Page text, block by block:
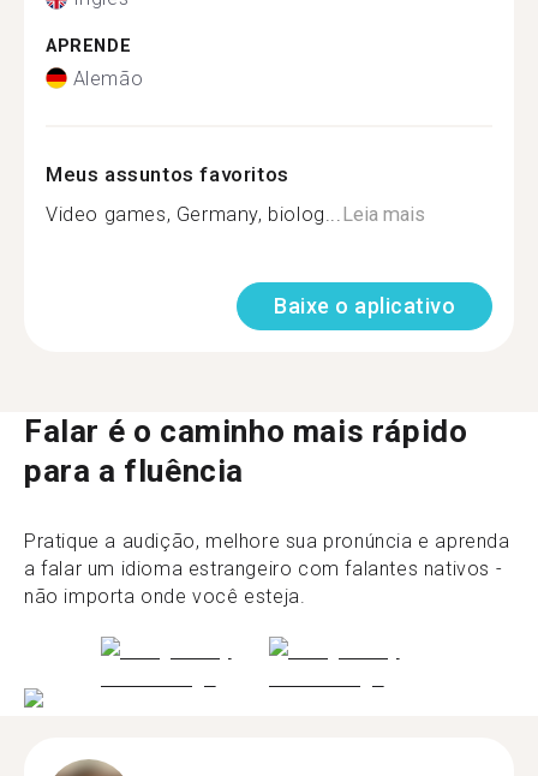
APRENDE
Alemão
Meus assuntos favoritos
Video games, Germany, biolog... Leia mais
Baixe o aplicativo
Falar é o caminho mais rápido
para a fluência
Pratique a audição, melhore sua pronúncia e aprenda
a falar um idioma estrangeiro com falantes nativos -
não importa onde você esteja.